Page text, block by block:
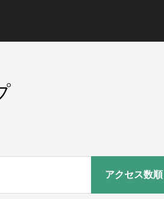
アクセス数順